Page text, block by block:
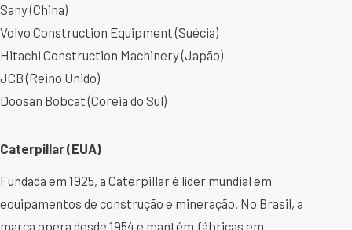
Sany (China)
Volvo Construction Equipment (Suécia)
Hitachi Construction Machinery (Japão)
JCB (Reino Unido)
Doosan Bobcat (Coreia do Sul)
Caterpillar (EUA)
Fundada em 1925, a Caterpillar é líder mundial em
equipamentos de construção e mineração. No Brasil, a
marca opera desde 1954 e mantém fábricas em